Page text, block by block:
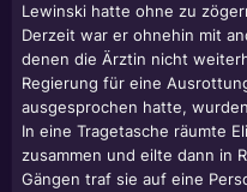
Lewinski hatte ohne zu
Derzeit war er ohnehin mit
denen die Ärztin nicht
Regierung für eine
ausgesprochen hatte,
In eine Tragetasche räumte
zusammen und eilte dann in
Gängen traf sie auf eine